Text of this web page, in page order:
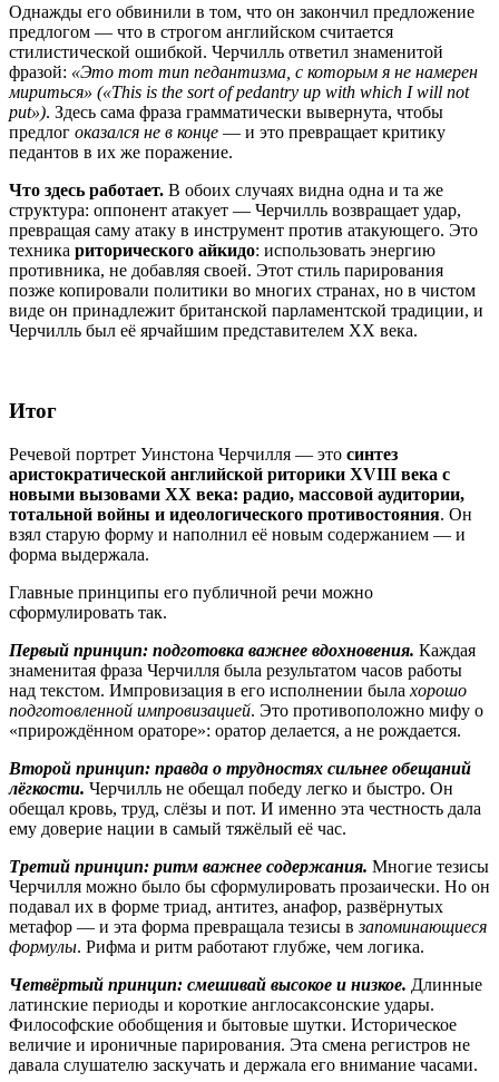
Однажды его обвинили в том, что он закончил предложение
предлогом — что в строгом английском считается
стилистической ошибкой. Черчилль ответил знаменитой
фразой: «Это тот тип педантизма, с которым я не намерен
мириться» («This is the sort of pedantry up with which I will not
put»). Здесь сама фраза грамматически вывернута, чтобы
предлог оказался не в конце — и это превращает критику
педантов в их же поражение.
Что здесь работает. В обоих случаях видна одна и та же
структура: оппонент атакует — Черчилль возвращает удар,
превращая саму атаку в инструмент против атакующего. Это
техника риторического айкидо: использовать энергию
противника, не добавляя своей. Этот стиль парирования
позже копировали политики во многих странах, но в чистом
виде он принадлежит британской парламентской традиции, и
Черчилль был её ярчайшим представителем XX века.
Итог
Речевой портрет Уинстона Черчилля — это синтез
аристократической английской риторики XVIII века с
новыми вызовами XX века: радио, массовой аудитории,
тотальной войны и идеологического противостояния. Он
взял старую форму и наполнил её новым содержанием — и
форма выдержала.
Главные принципы его публичной речи можно
сформулировать так.
Первый принцип: подготовка важнее вдохновения. Каждая
знаменитая фраза Черчилля была результатом часов работы
над текстом. Импровизация в его исполнении была хорошо
подготовленной импровизацией. Это противоположно мифу о
«прирождённом ораторе»: оратор делается, а не рождается.
Второй принцип: правда о трудностях сильнее обещаний
лёгкости. Черчилль не обещал победу легко и быстро. Он
обещал кровь, труд, слёзы и пот. И именно эта честность дала
ему доверие нации в самый тяжёлый её час.
Третий принцип: ритм важнее содержания. Многие тезисы
Черчилля можно было бы сформулировать прозаически. Но он
подавал их в форме триад, антитез, анафор, развёрнутых
метафор — и эта форма превращала тезисы взапоминающиеся
формулы. Рифма и ритм работают глубже, чем логика.
Четвёртый принцип: смешивай высокое и низкое. Длинные
латинские периоды и короткие англосаксонские удары.
Философские обобщения и бытовые шутки. Историческое
величие и ироничные парирования. Эта смена регистров не
давала слушателю заскучать и держала его внимание часами.